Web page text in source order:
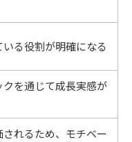
る役割が明確になる
クを通じて成長実感が
れるため、モチベー